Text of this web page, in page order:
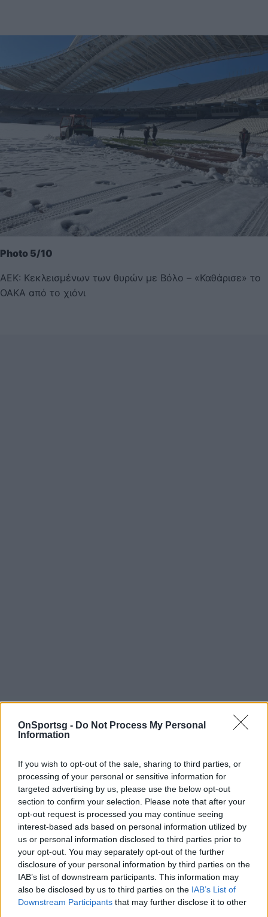
OnSportsg - Do Not Process My Personal
Information
If you wish to opt-out of the sale, sharing to third parties, or
processing of your personal or sensitive information for
targeted advertising by us, please use the below opt-out
section to confirm your selection. Please note that after your
opt-out request is processed you may continue seeing
interest-based ads based on personal information utilized by
us or personal information disclosed to third parties prior to
your opt-out. You may separately opt-out of the further
disclosure of your personal information by third parties on the
IAB’s list of downstream participants. This information may
also be disclosed by us to third parties on the IAB’s List of
Downstream Participants that may further disclose it to other
Photo 5/10
ΑΕΚ: Κεκλεισμένων των θυρών με Βόλο – «Καθάρισε» το
ΟΑΚΑ από το χιόνι